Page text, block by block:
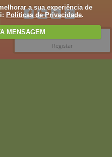
a sua experiência de
Políticas de Privacidade.
MENSAGEM
Registar